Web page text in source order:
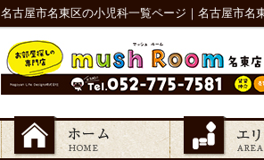
名古屋市名東区の小児科一覧ページ｜名古屋市名